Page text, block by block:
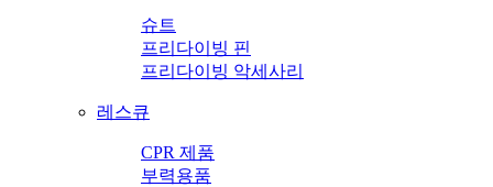
슈트
프리다이빙 핀
프리다이빙 악세사리
레스큐
CPR 제품
부력용품